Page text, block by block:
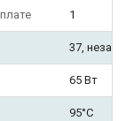
1
37,
65 Вт
95°C